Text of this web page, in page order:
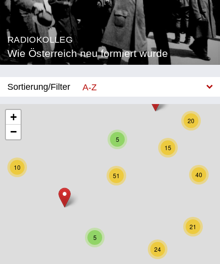
RADIOKOLLEG
Wie Österreich neu formiert wurde
Sortierung/Filter
A-Z
Bundesland
Burgenland
Kärnten
Salzburg
15
24
40
5
20
51
21
5
10
+
−